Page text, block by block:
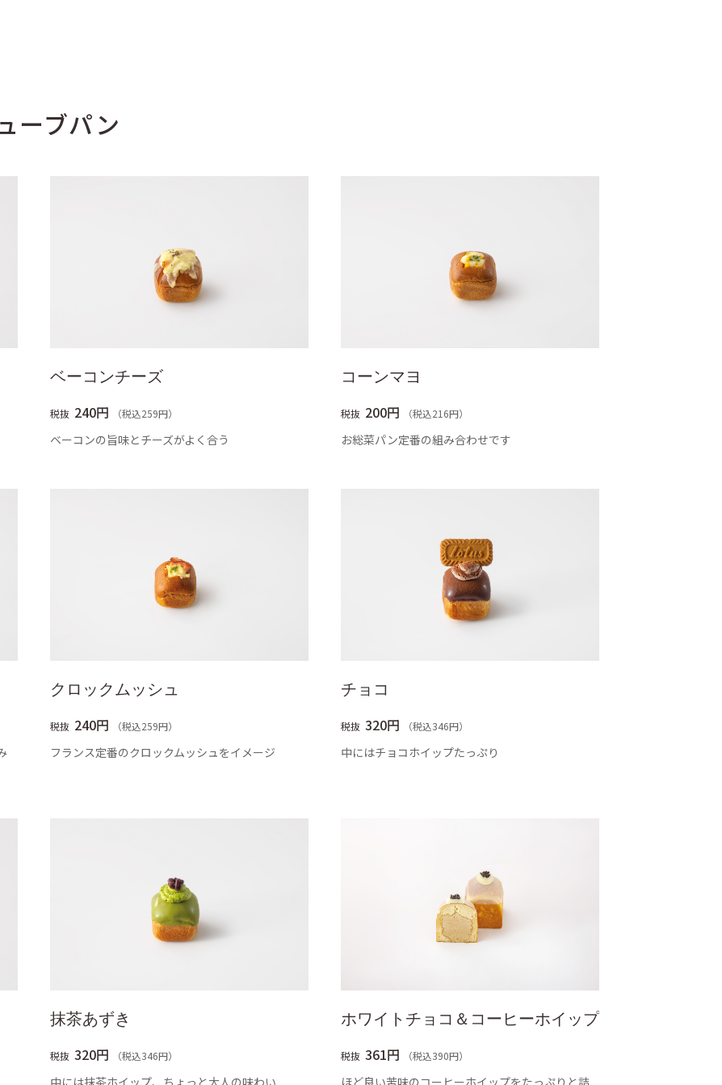
ーブパン
ベーコンチーズ
税抜 240円 （税込259円）
ベーコンの旨味とチーズがよく合う
コーンマヨ
税抜 200円 （税込216円）
お総菜パン定番の組み合わせです
クロックムッシュ
税抜 240円 （税込259円）
フランス定番のクロックムッシュをイメージ
チョコ
税抜 320円 （税込346円）
中にはチョコホイップたっぷり
抹茶あずき
税抜 320円 （税込346円）
中には抹茶ホイップ、ちょっと大人の味わい
ホワイトチョコ＆コーヒーホイップ
税抜 361円 （税込390円）
ほど良い苦味のコーヒーホイップをたっぷりと詰